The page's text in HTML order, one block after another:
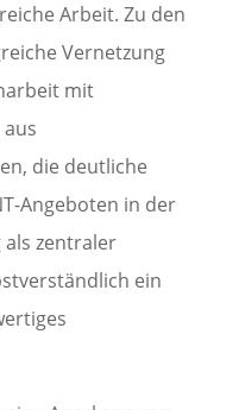
Arbeit. Zu den
Vernetzung
mit
die deutliche
Angeboten in der
als zentraler
ein